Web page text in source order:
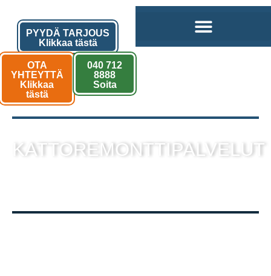
PYYDÄ TARJOUS
Klikkaa tästä
OTA
YHTEYTTÄ
Klikkaa
tästä
040 712
8888
Soita
KATTOREMONTTIPALVELUT